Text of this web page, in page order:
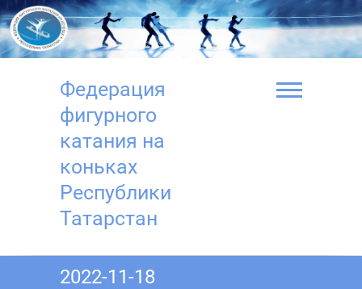
Перейти
к
содержимому
Федерация
фигурного
катания на
коньках
Республики
Татарстан
2022-11-18